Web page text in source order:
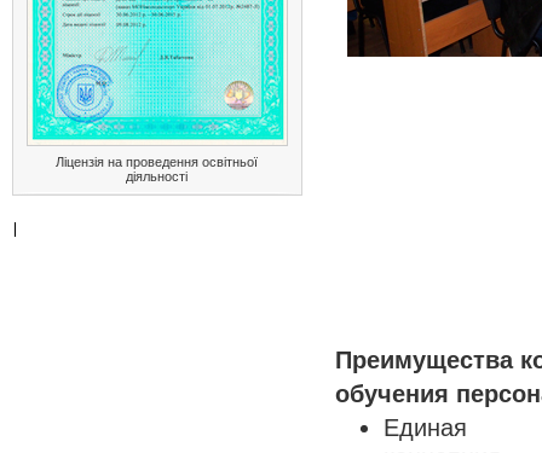
Ліцензія на проведення освітньої
діяльності
Преимущества
обучения
Единая